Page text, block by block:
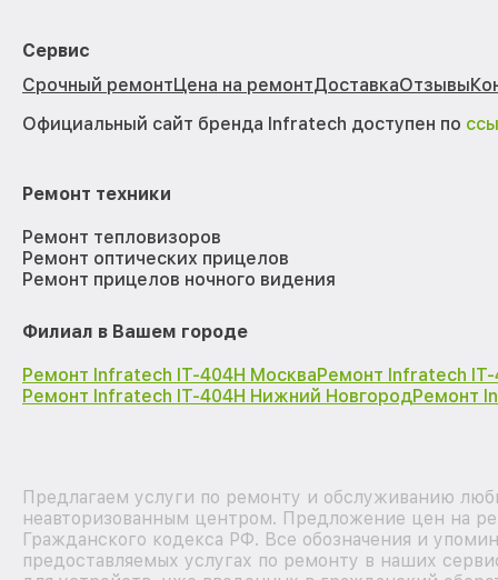
Сервис
Срочный ремонтЦена на ремонтДоставкаОтзывы
Официальный сайт бренда Infratech доступен по
Ремонт техники
Ремонт тепловизоров
Ремонт оптических прицелов
Ремонт прицелов ночного видения
Филиал в Вашем городе
Ремонт Infratech IT-404H МоскваРемонт Infratech
Ремонт Infratech IT-404H Нижний НовгородРемонт
Предлагаем услуги по ремонту и обслуживанию
неавторизованным центром. Предложение цен на
Гражданского кодекса РФ. Все обозначения и
предоставляемых услугах по ремонту в наших